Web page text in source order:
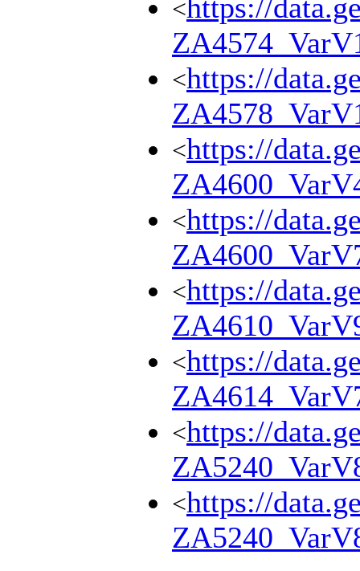
<https://
<https://
<https://
<https://
<https://
<https://
<https://
<https://